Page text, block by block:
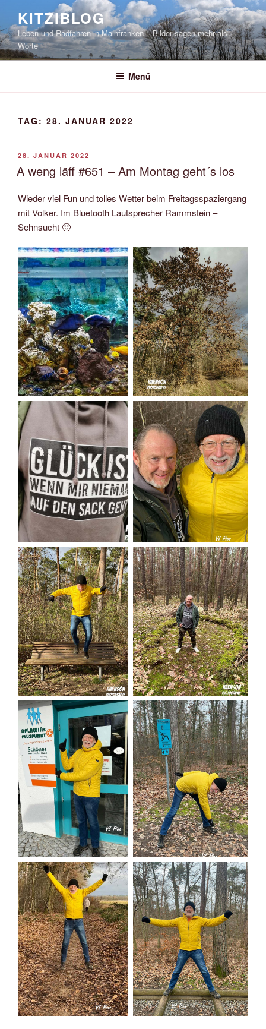
springen
KITZIBLOG
Leben und Radfahren in Mainfranken – Bilder sagen mehr als
Worte
Menü
TAG: 28. JANUAR 2022
VERÖFFENTLICHT
AM
28. JANUAR 2022
A weng läff #651 – Am Montag geht´s los
Wieder viel Fun und tolles Wetter beim Freitagsspaziergang
mit Volker. Im Bluetooth Lautsprecher Rammstein –
Sehnsucht 🙂